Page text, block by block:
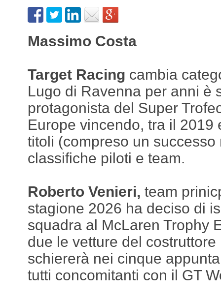
Massimo Costa
Target Racing cambia
Lugo di Ravenna per anni è
protagonista del Super
Europe vincendo, tra il 2019
titoli (compreso un
classifiche piloti e team.
Roberto Venieri, team
stagione 2026 ha deciso di
squadra al McLaren Trophy
due le vetture del
schiererà nei cinque
tutti concomitanti con il GT